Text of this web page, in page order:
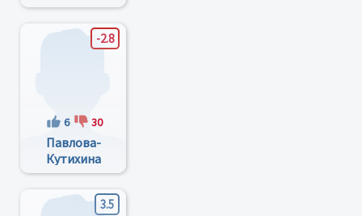
Ивановна
-2.8
6 30
Павлова-
Кутихина
Елена
Ивановна
3.5